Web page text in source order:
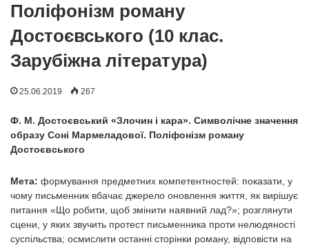
Поліфонізм роману
Достоєвського (10 клас.
Зарубіжна література)
25.06.2019 267
Ф. М. Достоєвський «Злочин і кара». Символічне значення
образу Соні Мармеладової. Поліфонізм роману
Достоєвського
Мета: формування предметних компетентностей: показати, у
чому письменник вбачає джерело оновлення життя, як вирішує
питання «Що робити, щоб змінити наявний лад?»; розглянути
сцени, у яких звучить протест письменника проти нелюдяності
суспільства; осмислити останні сторінки роману, відповісти на